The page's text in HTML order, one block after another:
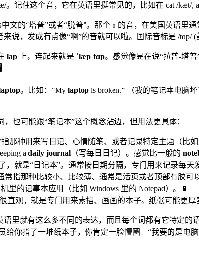
。记住这个音，它在英语里挺常见的，比如在 cat /kæt/,
文的“塔普”或者“脱普”。那个 o 的音，在美国英语里通
说，发成有点像“啊”的音就可以啦。国际音标是 /tɑp/ (
lap 上。连起来就是 ˈlæpˌtɑp。感觉像是在说“拉普-塔普
。比如：“My laptop is broken.” （我的笔记本电脑
也可能跟“笔记本”这个概念沾边，但用法更具体：
指那种用来写日记、心情随笔、或者记录特定主题（
a daily journal （写每日日记）。感觉比一般的
了，就是“日记本”。通常按日期分隔，专门用来记录每
常指那种比较小、比较薄、通常是活页或者顶部有胶
里的记事本应用（比如 Windows 里的 Notepad）。📱
很直观，就是专门用来素描、画画的本子。纸张可能更
语里就有这么多不同的表达，而且每个词都有它特定
给你指了一堆纸本子，你肯定一脸懵圈：“我要的是电